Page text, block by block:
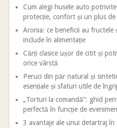
Cum alegi husele auto
protecție, confort și un plus de
Aronia: ce beneficii au fructele
include în alimentație
Cărți clasice ușor de citit și
orice vârstă
Peruci din păr natural și
esențiale și sfaturi utile de
„Torturi la comandă”: ghid
perfectă în funcție de
3 avantaje ale unui detartraj în